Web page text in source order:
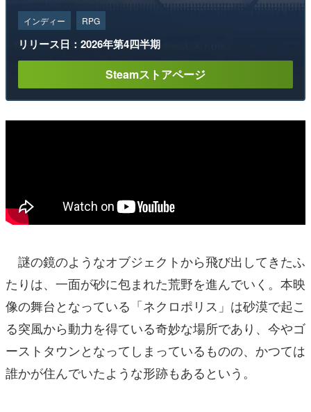
インディー RPG
リリース日：2026年第4四半期
Steamストアページ
謎の鏡のようなオブジェクトから飛び出してきたふ
たりは、一面が砂に包まれた荒野を進んでいく。本映
像の舞台となっている「ネクロポリス」は砂漠で起こ
る突風から動力を得ている奇妙な場所であり、今やゴ
ーストタウンとなってしまっているものの、かつては
誰かが住んでいたような形跡もあるという。